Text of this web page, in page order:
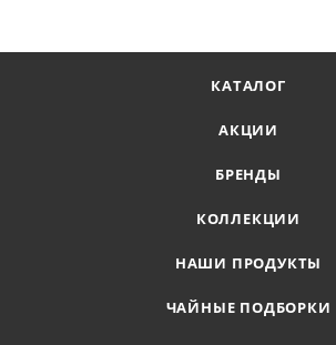
КАТАЛОГ
АКЦИИ
БРЕНДЫ
КОЛЛЕКЦИИ
НАШИ ПРОДУКТЫ
ЧАЙНЫЕ ПОДБОРКИ